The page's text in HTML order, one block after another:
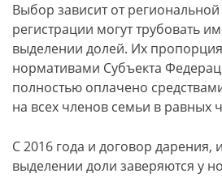
Выбор зависит от
регистрации могут трубовать
выделении долей. Их
нормативами Субъекта
полностью оплачено
на всех членов семьи в равных
С 2016 года и договор дарения,
выделении доли заверяются у